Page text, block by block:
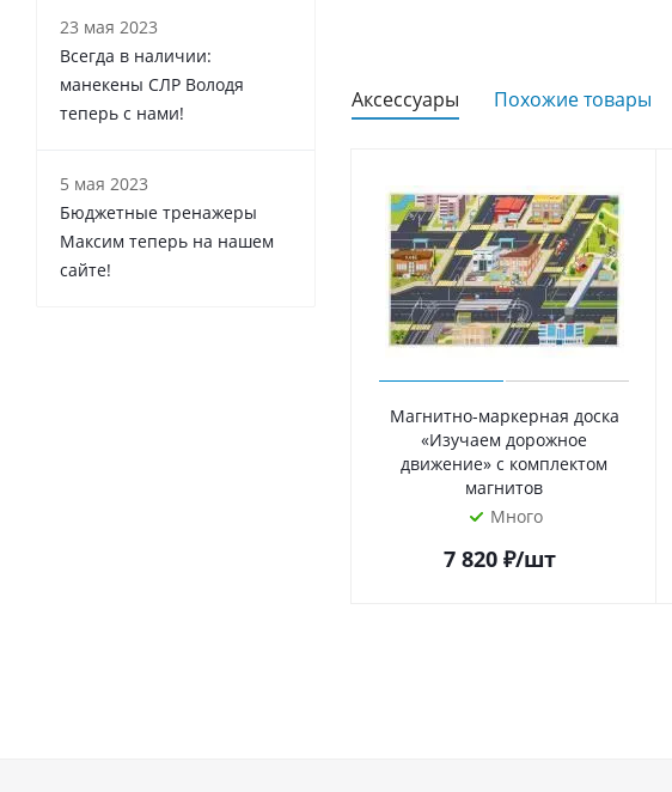
Аксессуары Похожие товары
Магнитно-маркерная доска
«Изучаем дорожное
движение» с комплектом
магнитов
Много
7 820 ₽/шт
23 мая 2023
Всегда в наличии:
манекены СЛР Володя
теперь с нами!
5 мая 2023
Бюджетные тренажеры
Максим теперь на нашем
сайте!